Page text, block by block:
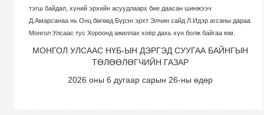
тэгш байдал, хүний эрхийн асуудлаарх бие даасан шинжээч
Д.Амарсанаа нь Онц бөгөөд Бүрэн эрхт Элчин сайд Л.Идэр агсаны дараа
Монгол Улсаас тус Хороонд ажиллах хоёр дахь хүн болж байгаа юм.
МОНГОЛ УЛСААС НҮБ-ЫН ДЭРГЭД СУУГАА БАЙНГЫН
ТӨЛӨӨЛӨГЧИЙН ГАЗАР
2026 оны 6 дугаар сарын 26-ны өдөр